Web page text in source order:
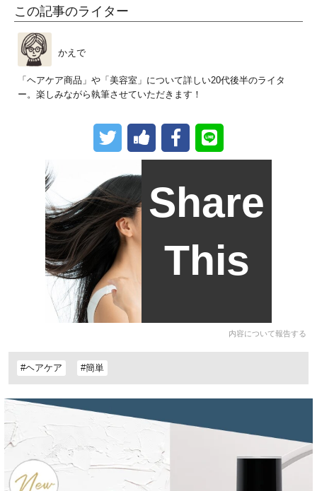
この記事のライター
かえで
「ヘアケア商品」や「美容室」について詳しい20代後半のライタ
ー。楽しみながら執筆させていただきます！
Share
This
内容について報告する
#ヘアケア #簡単